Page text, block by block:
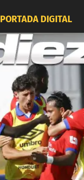
PORTADA DIGITAL